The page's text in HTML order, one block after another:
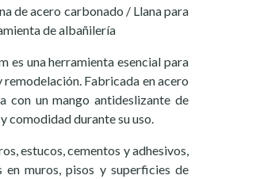
de acero carbonado / Llana para
de albañilería
es una herramienta esencial para
Fabricada en acero
con un mango antideslizante de
comodidad durante su uso.
estucos, cementos y adhesivos,
en muros, pisos y superficies de